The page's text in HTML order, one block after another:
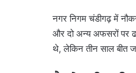
नगर निगम चंडीगढ़ में
और दो अन्य अफसरों पर
थे, लेकिन तीन साल बीत